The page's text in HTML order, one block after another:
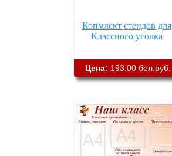
Копмлект стендов для
Классного уголка
Цена: 193.00 бел.руб.